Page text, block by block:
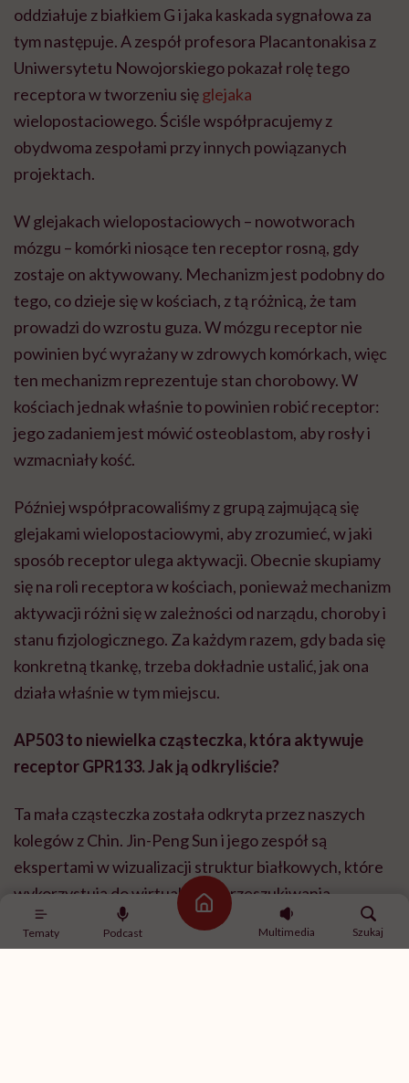
Tematy Podcast
Strona główna
Multimedia
Szukaj
oddziałuje z białkiem G i jaka kaskada sygnałowa za
tym następuje. A zespół profesora Placantonakisa z
Uniwersytetu Nowojorskiego pokazał rolę tego
receptora w tworzeniu sięglejaka
wielopostaciowego. Ściśle współpracujemy z
obydwoma zespołami przy innych powiązanych
projektach.
W glejakach wielopostaciowych – nowotworach
mózgu – komórki niosące ten receptor rosną, gdy
zostaje on aktywowany. Mechanizm jest podobny do
tego, co dzieje się w kościach, z tą różnicą, że tam
prowadzi do wzrostu guza. W mózgu receptor nie
powinien być wyrażany w zdrowych komórkach, więc
ten mechanizm reprezentuje stan chorobowy. W
kościach jednak właśnie to powinien robić receptor:
jego zadaniem jest mówić osteoblastom, aby rosły i
wzmacniały kość.
Później współpracowaliśmy z grupą zajmującą się
glejakami wielopostaciowymi, aby zrozumieć, w jaki
sposób receptor ulega aktywacji. Obecnie skupiamy
się na roli receptora w kościach, ponieważ mechanizm
aktywacji różni się w zależności od narządu, choroby i
stanu fizjologicznego. Za każdym razem, gdy bada się
konkretną tkankę, trzeba dokładnie ustalić, jak ona
działa właśnie w tym miejscu.
AP503 to niewielka cząsteczka, która aktywuje
receptor GPR133. Jak ją odkryliście?
Ta mała cząsteczka została odkryta przez naszych
kolegów z Chin. Jin-Peng Sun i jego zespół są
ekspertami w wizualizacji struktur białkowych, które
wykorzystują do wirtualnego przeszukiwania
wszystkich znanych ligandów z bibliotek związków
chemicznych. W ten sposób zidentyfikowali AP503